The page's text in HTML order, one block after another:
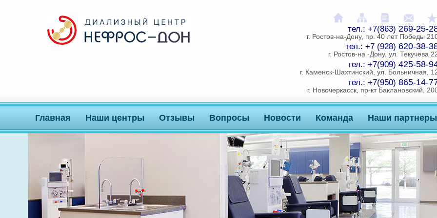
На главнуюКарта сайтаРаспечатать
тел.: +7(863) 269-25-
г. Ростов-на-Дону, пр. 40 лет Победы
тел.: +7 (928) 620-38-
г. Ростов-на -Дону, ул. Текучева
тел.: +7(909) 425-58-
г. Каменск-Шахтинский, ул. Больничная,
тел.: +7(950) 865-14-
г. Новочеркасск, пр-кт Баклановский,
Главная Наши центры Отзывы Вопросы Новости Команда Наши партнеры